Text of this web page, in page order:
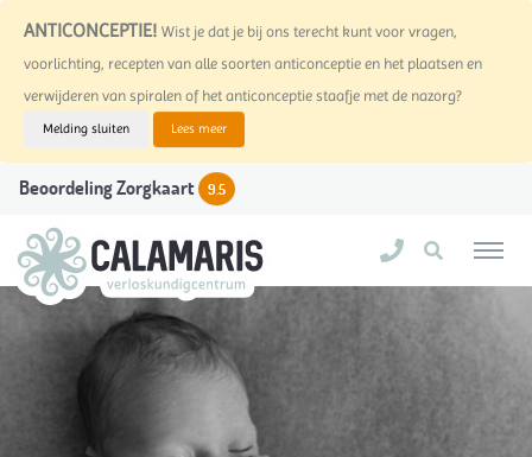
ANTICONCEPTIE! Wist je dat je bij ons terecht kunt voor vragen,
voorlichting, recepten van alle soorten anticonceptie en het plaatsen en
verwijderen van spiralen of het anticonceptie staafje met de nazorg?
Melding sluiten Lees meer
Beoordeling Zorgkaart 9.5